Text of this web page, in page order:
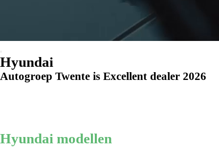
Hyundai
Autogroep Twente is Excellent dealer 2026
Hyundai modellen